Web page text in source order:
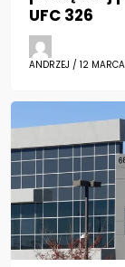
UFC 326
ANDRZEJ / 12